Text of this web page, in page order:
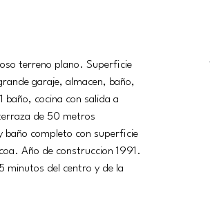
terreno plano. Superficie
garaje, almacen, baño,
baño, cocina con salida a
de 50 metros
baño completo con superficie
Año de construccion 1991.
minutos del centro y de la